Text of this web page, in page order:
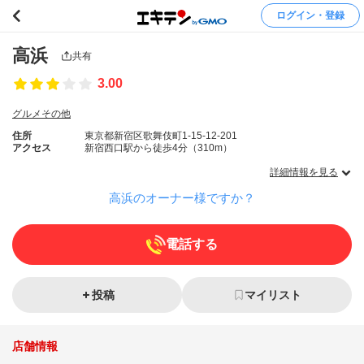
ログイン・登録
高浜 共有
3.00
グルメその他
住所
東京都新宿区歌舞伎町1-15-12-201
アクセス
新宿西口駅から徒歩4分（310m）
詳細情報を見る
高浜のオーナー様ですか？
電話する
投稿 マイリスト
店舗情報